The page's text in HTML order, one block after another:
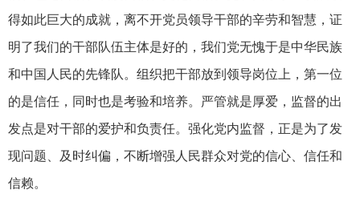
得如此巨大的成就，离不开党员领导干部的辛劳和智慧，证
明了我们的干部队伍主体是好的，我们党无愧于是中华民族
和中国人民的先锋队。组织把干部放到领导岗位上，第一位
的是信任，同时也是考验和培养。严管就是厚爱，监督的出
发点是对干部的爱护和负责任。强化党内监督，正是为了发
现问题、及时纠偏，不断增强人民群众对党的信心、信任和
信赖。